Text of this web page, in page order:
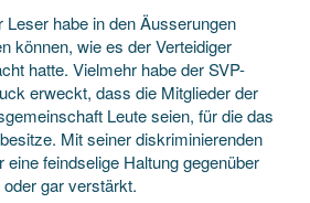
Leser habe in den Äusserungen
können, wie es der Verteidiger
hatte. Vielmehr habe der SVP-
erweckt, dass die Mitglieder der
Leute seien, für die das
Mit seiner diskriminierenden
eine feindselige Haltung gegenüber
gar verstärkt.